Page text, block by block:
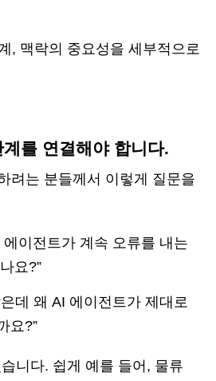
, 맥락의 중요성을 세부적으로
를 연결해야 합니다.
려는 분들께서 이렇게 질문을
에이전트가 계속 오류를 내는
요?”
데 왜 AI 에이전트가 제대로
요?”
니다. 쉽게 예를 들어, 물류